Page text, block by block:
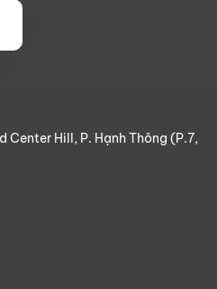
Center Hill, P. Hạnh Thông (P.7,